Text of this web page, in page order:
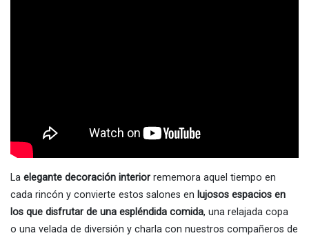
La elegante decoración interior rememora aquel tiempo en
cada rincón y convierte estos salones en lujosos espacios en
los que disfrutar de una espléndida comida, una relajada copa
o una velada de diversión y charla con nuestros compañeros de